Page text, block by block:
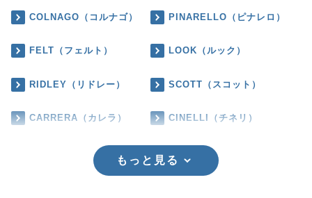
COLNAGO（コルナゴ） PINARELLO（ピナレロ）
FELT（フェルト） LOOK（ルック）
RIDLEY（リドレー） SCOTT（スコット）
CARRERA（カレラ） CINELLI（チネリ）
もっと見る